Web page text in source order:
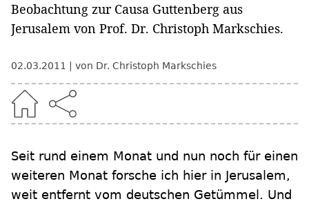
Beobachtung zur Causa Guttenberg aus
Jerusalem von Prof. Dr. Christoph Markschies.
02.03.2011 von Dr. Christoph Markschies
Seit rund einem Monat und nun noch für einen
weiteren Monat forsche ich hier in Jerusalem,
weit entfernt vom deutschen Getümmel. Und